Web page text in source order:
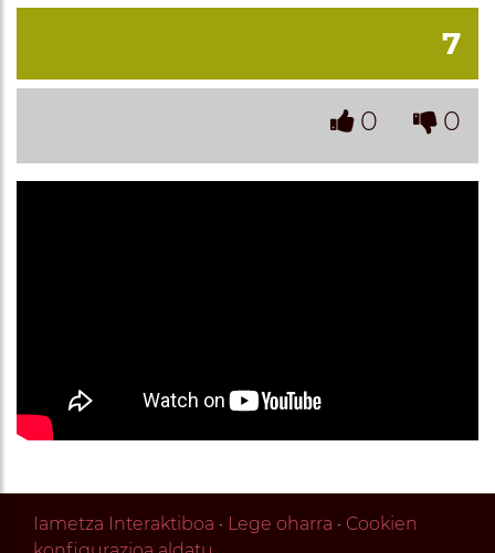
7
0 0
Iametza Interaktiboa · Lege oharra · Cookien